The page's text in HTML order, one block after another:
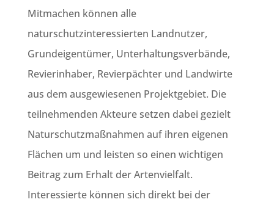
Mitmachen können alle
naturschutzinteressierten Landnutzer,
Grundeigentümer, Unterhaltungsverbände,
Revierinhaber, Revierpächter und Landwirte
aus dem ausgewiesenen Projektgebiet. Die
teilnehmenden Akteure setzen dabei gezielt
Naturschutzmaßnahmen auf ihren eigenen
Flächen um und leisten so einen wichtigen
Beitrag zum Erhalt der Artenvielfalt.
Interessierte können sich direkt bei der